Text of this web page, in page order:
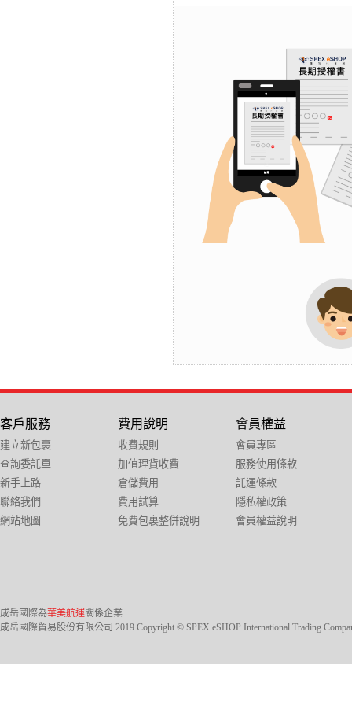
客戶服務
建立新包裹
查詢委託單
新手上路
聯絡我們
網站地圖
費用說明
收費規則
加值理貨收費
倉儲費用
費用試算
免費包裏整併說明
會員權益
會員專區
服務使用條款
託運條款
隱私權政策
會員權益說明
成岳國際為華美航運關係企業
成岳國際貿易股份有限公司 2019 Copyright © SPEX eSHOP International Trading